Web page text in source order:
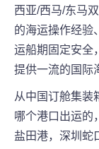
西亚/西马/东马
的海运操作经验
运船期固定安全
提供一流的国际
从中国订舱集装
哪个港口出运的
盐田港，深圳蛇